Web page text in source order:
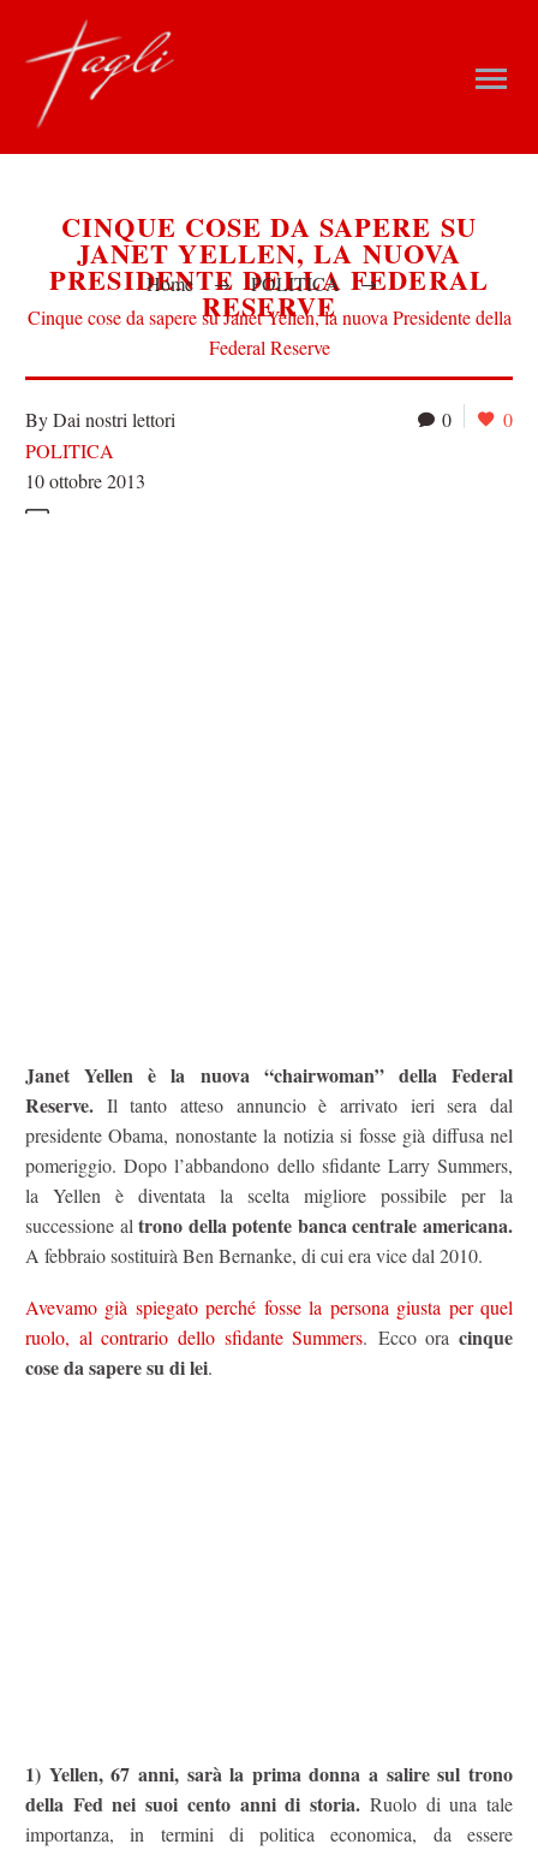
CINQUE COSE DA SAPERE SU
JANET YELLEN, LA NUOVA
PRESIDENTE DELLA FEDERAL
RESERVE
Home
POLITICA
Cinque cose da sapere su Janet Yellen, la nuova Presidente della
Federal Reserve
0 0
By Dai nostri lettori
POLITICA
10 ottobre 2013
Janet Yellen è la nuova “chairwoman” della Federal
Reserve. Il tanto atteso annuncio è arrivato ieri sera dal
presidente Obama, nonostante la notizia si fosse già diffusa nel
pomeriggio. Dopo l’abbandono dello sfidante Larry Summers,
la Yellen è diventata la scelta migliore possibile per la
successione altrono della potente banca centrale americana.
A febbraio sostituirà Ben Bernanke, di cui era vice dal 2010.
Avevamo già spiegato perché fosse la persona giusta per quel
ruolo, al contrario dello sfidante Summers. Ecco ora cinque
cose da sapere su di lei.
1) Yellen, 67 anni, sarà la prima donna a salire sul trono
della Fed nei suoi cento anni di storia. Ruolo di una tale
importanza, in termini di politica economica, da essere